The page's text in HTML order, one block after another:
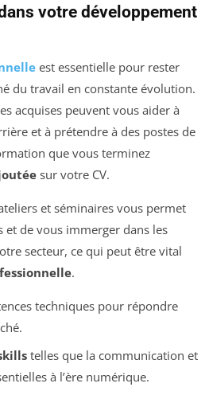
votre développement
est essentielle pour rester
du travail en constante évolution.
acquises peuvent vous aider à
et à prétendre à des postes de
que vous terminez
sur votre CV.
et séminaires vous permet
et de vous immerger dans les
secteur, ce qui peut être vital
.
techniques pour répondre
telles que la communication et
à l’ère numérique.